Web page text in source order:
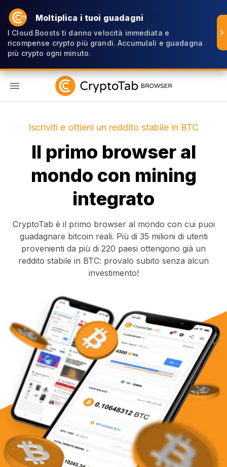
Moltiplica i tuoi guadagni
I Cloud.Boosts ti danno velocità immediata e
ricompense crypto più grandi. Accumulali e guadagna
più crypto ogni minuto.
Iscriviti e ottieni un reddito stabile in BTC
Il primo browser al
mondo con mining
integrato
CryptoTab è il primo browser al mondo con cui puoi
guadagnare bitcoin reali. Più di 35 milioni di utenti
provenienti da più di 220 paesi ottengono già un
reddito stabile in BTC: provalo subito senza alcun
investimento!